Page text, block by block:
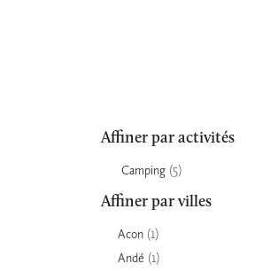
Affiner par activités
Camping (5)
Affiner par villes
Acon (1)
Andé (1)